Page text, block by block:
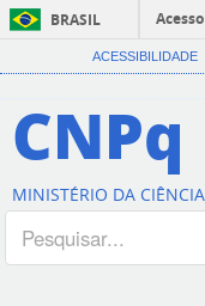
BRASIL
ACESSIBILIDADE
CNPq
MINISTÉRIO DA